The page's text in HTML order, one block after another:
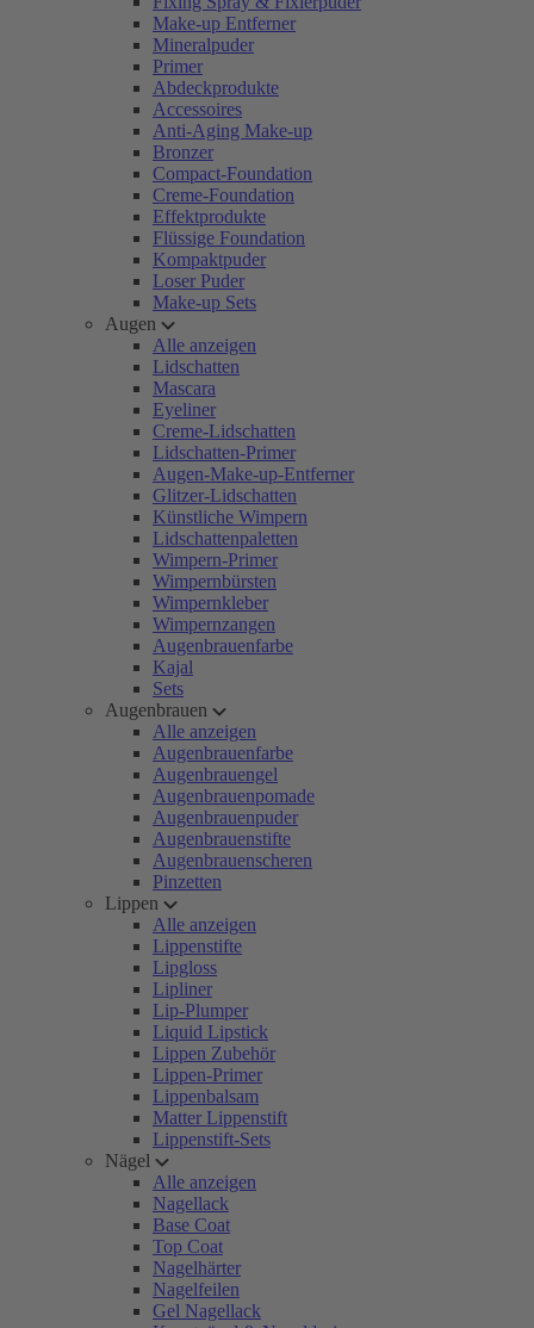
Make-up Entferner
Mineralpuder
Primer
Abdeckprodukte
Accessoires
Anti-Aging Make-up
Bronzer
Compact-Foundation
Creme-Foundation
Effektprodukte
Flüssige Foundation
Kompaktpuder
Loser Puder
Make-up Sets
Augen
Alle anzeigen
Lidschatten
Mascara
Eyeliner
Creme-Lidschatten
Lidschatten-Primer
Augen-Make-up-Entferner
Glitzer-Lidschatten
Künstliche Wimpern
Lidschattenpaletten
Wimpern-Primer
Wimpernbürsten
Wimpernkleber
Wimpernzangen
Augenbrauenfarbe
Kajal
Sets
Augenbrauen
Alle anzeigen
Augenbrauenfarbe
Augenbrauengel
Augenbrauenpomade
Augenbrauenpuder
Augenbrauenstifte
Augenbrauenscheren
Pinzetten
Lippen
Alle anzeigen
Lippenstifte
Lipgloss
Lipliner
Lip-Plumper
Liquid Lipstick
Lippen Zubehör
Lippen-Primer
Lippenbalsam
Matter Lippenstift
Lippenstift-Sets
Nägel
Alle anzeigen
Nagellack
Base Coat
Top Coat
Nagelhärter
Nagelfeilen
Gel Nagellack